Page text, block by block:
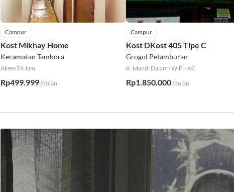
Campur
Kost Mikhay Home
Kecamatan Tambora
Akses 24 Jam
Rp499.999/bulan
Campur
Kost DKost 405 Tipe C
Grogol Petamburan
K. Mandi Dalam ·WiFi ·AC
Rp1.850.000/bulan